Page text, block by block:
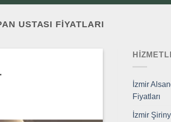
USTASI FIYATLARI
İzmir
Fiyatları
İzmir